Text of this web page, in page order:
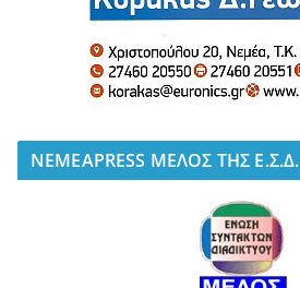
NEMEAPRESS ΜΕΛΟΣ ΤΗΣ Ε.Σ.Δ.